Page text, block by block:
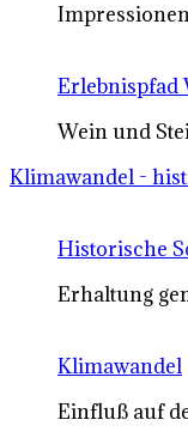
Erlebnispfad
Wein und
Klimawandel -
Historische
Erhaltung
Klimawandel
Einfluß auf